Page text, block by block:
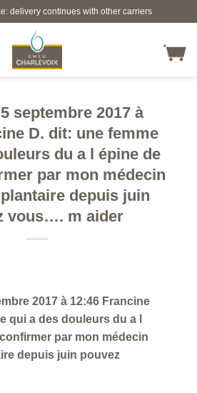
delivery continues with other carriers
septembre 2017 à
D. dit: une femme
du a l épine de
par mon médecin
depuis juin
vous…. m aider
2017 à 12:46 Francine
qui a des douleurs du a l
par mon médecin
depuis juin pouvez